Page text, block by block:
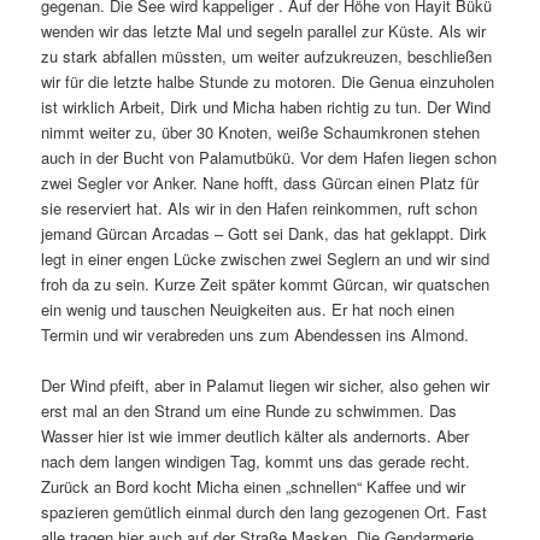
gegenan. Die See wird kappeliger . Auf der Höhe von Hayit Bükü
wenden wir das letzte Mal und segeln parallel zur Küste. Als wir
zu stark abfallen müssten, um weiter aufzukreuzen, beschließen
wir für die letzte halbe Stunde zu motoren. Die Genua einzuholen
ist wirklich Arbeit, Dirk und Micha haben richtig zu tun. Der Wind
nimmt weiter zu, über 30 Knoten, weiße Schaumkronen stehen
auch in der Bucht von Palamutbükü. Vor dem Hafen liegen schon
zwei Segler vor Anker. Nane hofft, dass Gürcan einen Platz für
sie reserviert hat. Als wir in den Hafen reinkommen, ruft schon
jemand Gürcan Arcadas – Gott sei Dank, das hat geklappt. Dirk
legt in einer engen Lücke zwischen zwei Seglern an und wir sind
froh da zu sein. Kurze Zeit später kommt Gürcan, wir quatschen
ein wenig und tauschen Neuigkeiten aus. Er hat noch einen
Termin und wir verabreden uns zum Abendessen ins Almond.
Der Wind pfeift, aber in Palamut liegen wir sicher, also gehen wir
erst mal an den Strand um eine Runde zu schwimmen. Das
Wasser hier ist wie immer deutlich kälter als andernorts. Aber
nach dem langen windigen Tag, kommt uns das gerade recht.
Zurück an Bord kocht Micha einen „schnellen“ Kaffee und wir
spazieren gemütlich einmal durch den lang gezogenen Ort. Fast